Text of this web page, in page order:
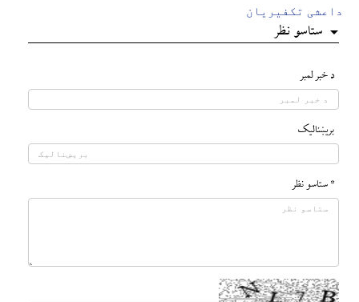
داعشی تکفیریان
ستاسو نظر
د خبر لمبر
بريښناليک
* ستاسو نظر